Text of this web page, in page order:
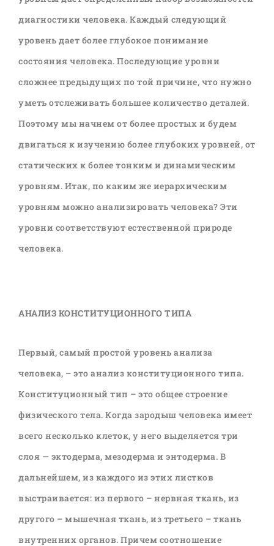
диагностики человека. Каждый следующий
уровень дает более глубокое понимание
состояния человека. Последующие уровни
сложнее предыдущих по той причине, что нужно
уметь отслеживать большее количество деталей.
Поэтому мы начнем от более простых и будем
двигаться к изучению более глубоких уровней, от
статических к более тонким и динамическим
уровням. Итак, по каким же иерархическим
уровням можно анализировать человека? Эти
уровни соответствуют естественной природе
человека.
АНАЛИЗ КОНСТИТУЦИОННОГО ТИПА
Первый, самый простой уровень анализа
человека, – это анализ конституционного типа.
Конституционный тип – это общее строение
физического тела. Когда зародыш человека имеет
всего несколько клеток, у него выделяется три
слоя — эктодерма, мезодерма и энтодерма. В
дальнейшем, из каждого из этих листков
выстраивается: из первого – нервная ткань, из
другого – мышечная ткань, из третьего – ткань
внутренних органов. Причем соотношение